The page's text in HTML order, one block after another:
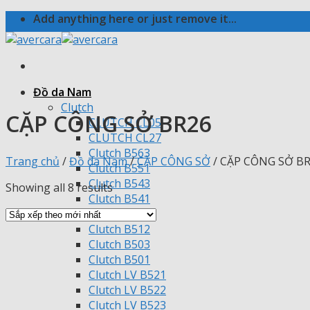
Skip
to
content
Add anything here or just remove it...
Đồ da Nam
Clutch
CLUTCH CL05
CLUTCH CL27
Clutch B563
Clutch B551
Clutch B543
Clutch B541
Clutch B513
Clutch B512
Clutch B503
Clutch B501
Clutch LV B521
Clutch LV B522
Clutch LV B523
CẶP CÔNG SỞ BR26
Trang chủ /Đồ da Nam/CẶP CÔNG SỞ/CẶP CÔNG SỞ
Showing all 8 results